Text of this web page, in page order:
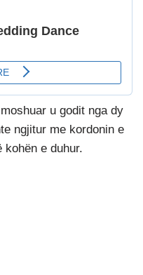
u godit nga dy
ngjitur me kordonin e
kohën e duhur.